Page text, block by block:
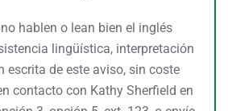
hablen o lean bien el inglés
lingüística, interpretación
escrita de este aviso, sin coste
contacto con Kathy Sherfield en